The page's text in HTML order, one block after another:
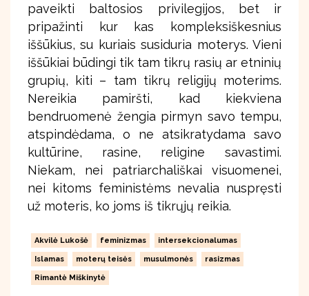
paveikti baltosios privilegijos, bet ir
pripažinti kur kas kompleksiškesnius
iššūkius, su kuriais susiduria moterys. Vieni
iššūkiai būdingi tik tam tikrų rasių ar etninių
grupių, kiti – tam tikrų religijų moterims.
Nereikia pamiršti, kad kiekviena
bendruomenė žengia pirmyn savo tempu,
atspindėdama, o ne atsikratydama savo
kultūrine, rasine, religine savastimi.
Niekam, nei patriarchališkai visuomenei,
nei kitoms feministėms nevalia nuspręsti
už moteris, ko joms iš tikrųjų reikia.
Akvilė Lukošė feminizmas intersekcionalumas
Islamas moterų teisės musulmonės rasizmas
Rimantė Miškinytė